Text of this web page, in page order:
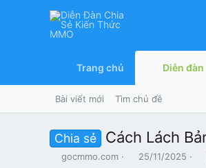
Trang chủ Diễn đàn
Bài viết mới Tìm chủ đề
Chia sẻ Cách Lách
T
gocmmo.com
N
25/11/2025